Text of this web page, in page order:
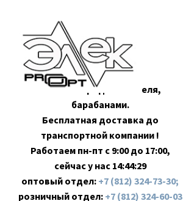
навигации
содержимому
Оптовая продажа кабеля,
барабанами.
Бесплатная доставка до
транспортной компании !
Работаем пн-пт с 9:00 до 17:00,
сейчас у нас 14:44:30
оптовый отдел: +7 (812) 324-73-30;
розничный отдел: +7 (812) 324-60-03